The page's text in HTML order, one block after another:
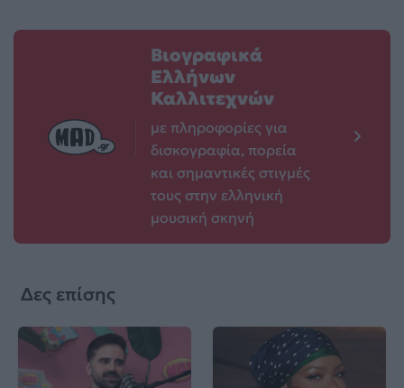
Βιογραφικά
Ελλήνων
Καλλιτεχνών
με πληροφορίες για
δισκογραφία, πορεία
και σημαντικές στιγμές
τους στην ελληνική
μουσική σκηνή
Δες επίσης